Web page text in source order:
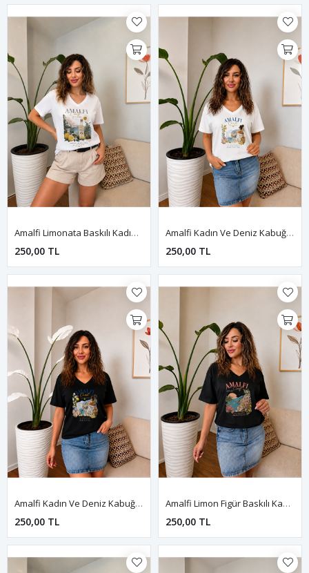
Amalfi Limonata Baskılı Kadın Tişört-Beyaz
250,00 TL
Amalfi Kadın Ve Deniz Kabuğu Baskılı Kadın Tişört-Beyaz
250,00 TL
Amalfi Kadın Ve Deniz Kabuğu Baskılı Kadın Tişört-Siyah
250,00 TL
Amalfi Limon Figür Baskılı Kadın Tişört-Siyah
250,00 TL